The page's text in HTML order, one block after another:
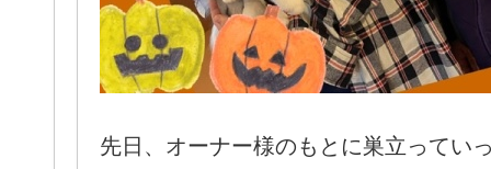
先日、オーナー様のもとに巣立ってい